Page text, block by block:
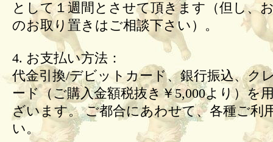
として１週間とさせて頂きます（但し、
のお取り置きはご相談下さい）。
4. お支払い方法：
代金引換/デビットカード、銀行振込、ク
ード（ご購入金額税抜き￥5,000より）を
ざいます。 ご都合にあわせて、各種ご利
い。